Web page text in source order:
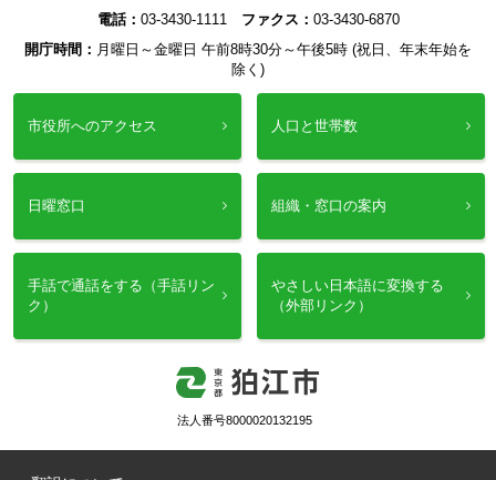
電話： 03-3430-1111 ファクス： 03-3430-6870
開庁時間： 月曜日～金曜日 午前8時30分～午後5時 (祝日、年末年始を
除く)
市役所へのアクセス 人口と世帯数
日曜窓口 組織・窓口の案内
手話で通話をする（手話リン
ク）
やさしい日本語に変換する
（外部リンク）
法人番号8000020132195